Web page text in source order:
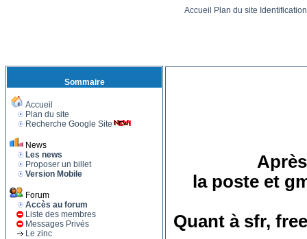
Accueil Plan du site
Sommaire
Accueil
Plan du site
Recherche Google Site
News
Les news
Proposer un billet
Version Mobile
Forum
Accès au forum
Liste des membres
Messages Privés
Le zinc
la poste et
Quant à sfr,